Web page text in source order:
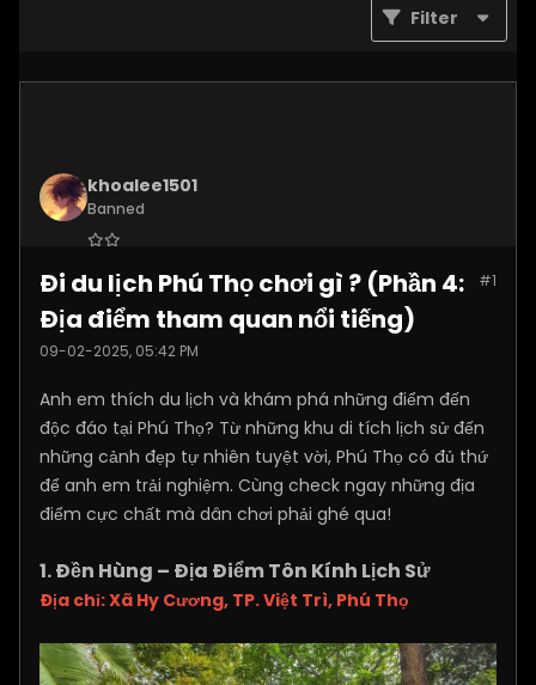
Filter
khoalee1501
Banned
Posts: 5577 #1
Đi du lịch Phú Thọ chơi gì ? (Phần 4:
Địa điểm tham quan nổi tiếng)
09-02-2025, 05:42 PM
Anh em thích du lịch và khám phá những điểm đến
độc đáo tại Phú Thọ? Từ những khu di tích lịch sử đến
những cảnh đẹp tự nhiên tuyệt vời, Phú Thọ có đủ thứ
để anh em trải nghiệm. Cùng check ngay những địa
điểm cực chất mà dân chơi phải ghé qua!
1. Đền Hùng – Địa Điểm Tôn Kính Lịch Sử
Địa chỉ: Xã Hy Cương, TP. Việt Trì, Phú Thọ